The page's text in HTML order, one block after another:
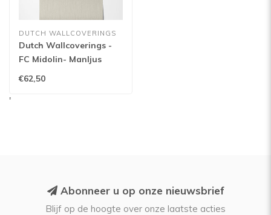
DUTCH WALLCOVERINGS
Dutch Wallcoverings -
FC Midolin- Manljus
Light beige - 17206
€62,50
'
Abonneer u op onze nieuwsbrief
Blijf op de hoogte over onze laatste acties